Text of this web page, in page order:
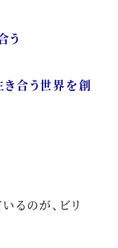
う
き合う世界を創
るのが、ビリ